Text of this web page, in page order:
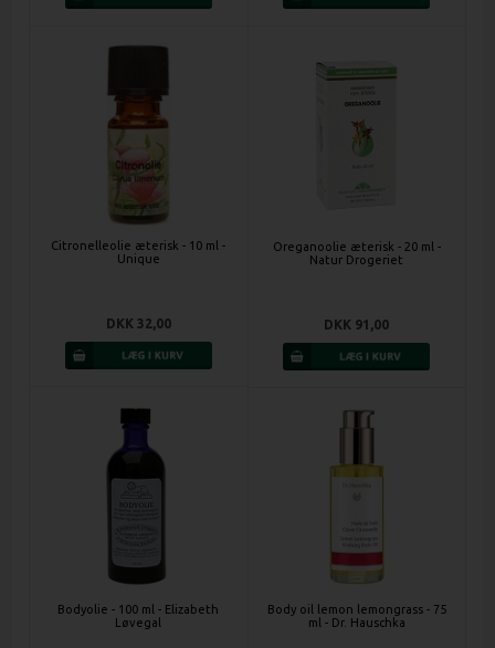
Citronelleolie æterisk - 10 ml -
Unique
DKK 32,00
Oreganoolie æterisk - 20 ml -
Natur Drogeriet
DKK 91,00
Bodyolie - 100 ml - Elizabeth
Løvegal
Body oil lemon lemongrass - 75
ml - Dr. Hauschka